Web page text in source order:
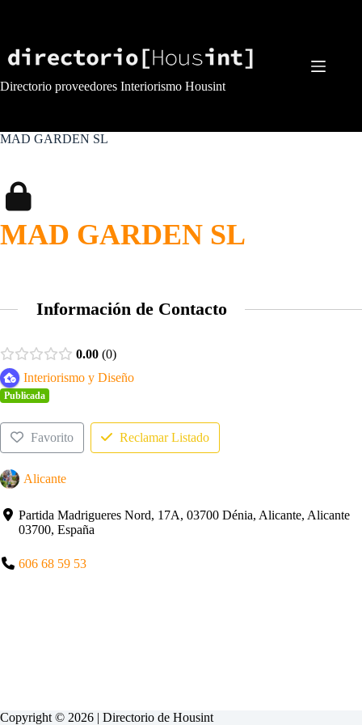
Directorio proveedores Interiorismo Housint
MAD GARDEN SL
MAD GARDEN SL
Información de Contacto
0.00 0
Interiorismo y Diseño
Publicada
Favorito Reclamar Listado
Alicante
Partida Madrigueres Nord, 17A, 03700 Dénia, Alicante, Alicante
03700, España
606 68 59 53
Copyright © 2026 | Directorio de Housint